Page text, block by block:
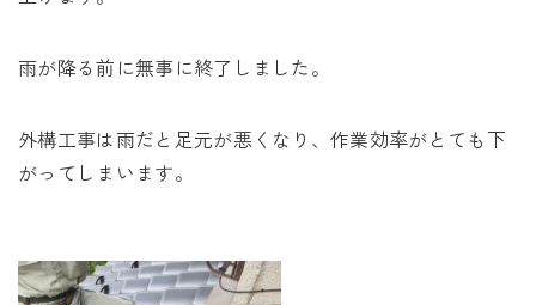
雨が降る前に無事に終了しました。
外構工事は雨だと足元が悪くなり、作業効率がとても下
がってしまいます。